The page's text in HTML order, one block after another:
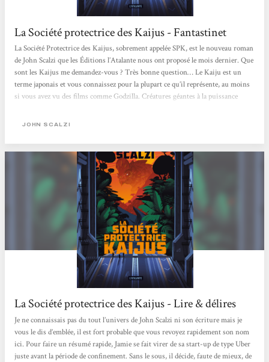
La Société protectrice des Kaijus - Fantastinet
La Société Protectrice des Kaijus, sobrement appelée SPK, est le nouveau roman
de John Scalzi que les Éditions l’Atalante nous ont proposé le mois dernier. Que
sont les Kaijus me demandez-vous ? Très bonne question… Le Kaiju est un
terme japonais et vous connaissez pour la plupart ce qu’il représente, au moins
si vous avez vu des films comme Godzilla. Créatures géantes à la puissance
notamment d’un point de vue cinématographique. Un destin qui s’éloigne de
JOHN SCALZI
La Société protectrice des Kaijus - Lire & délires
Je ne connaissais pas du tout l’univers de John Scalzi ni son écriture mais je
vous le dis d’emblée, il est fort probable que vous revoyez rapidement son nom
ici. Pour faire un résumé rapide, Jamie se fait virer de sa start-up de type Uber
juste avant la période de confinement. Sans le sous, il décide, faute de mieux, de